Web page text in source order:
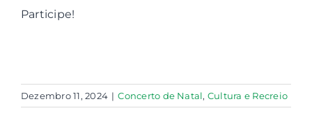
Participe!
Dezembro 11, 2024 | Concerto de Natal, Cultura e Recreio